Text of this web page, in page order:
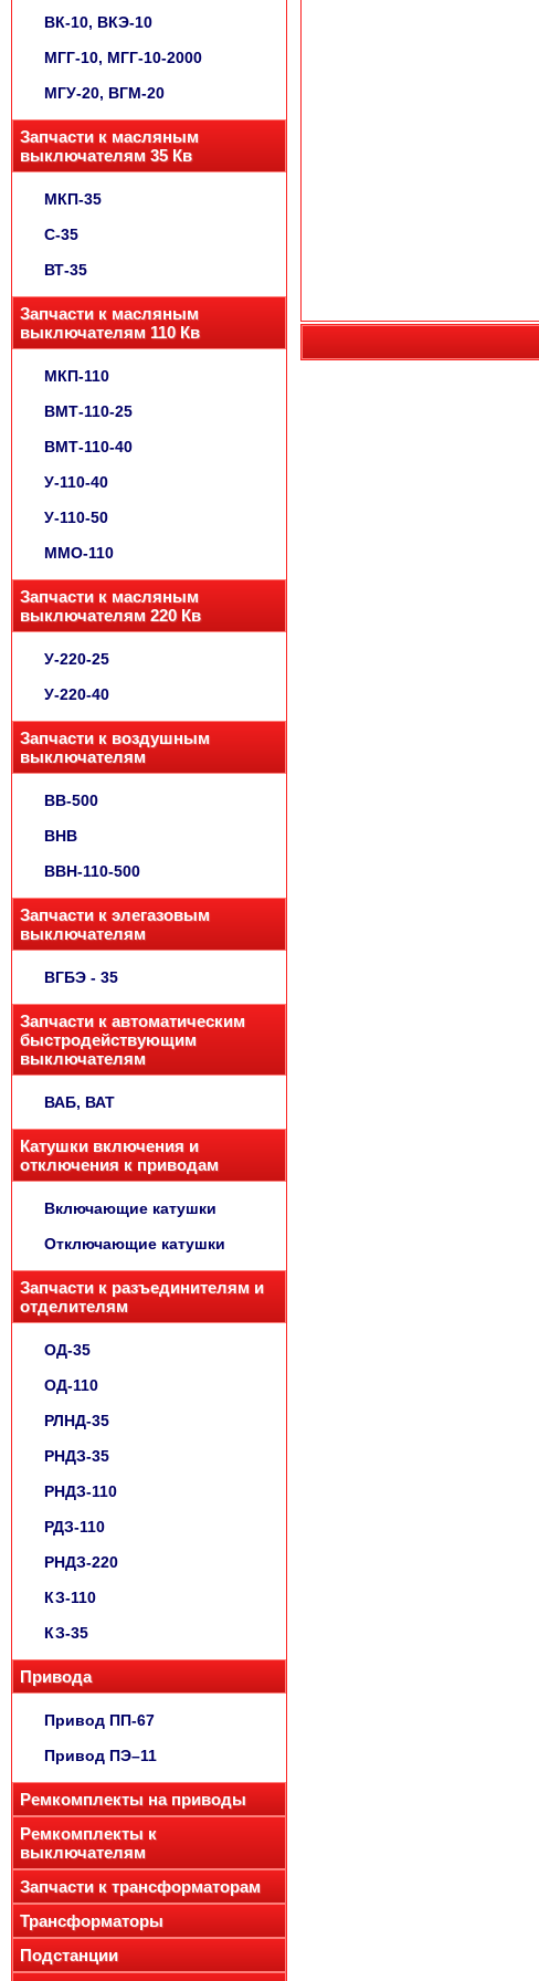
ВК-10, ВКЭ-10
МГГ-10, МГГ-10-2000
МГУ-20, ВГМ-20
Запчасти к масляным
выключателям 35 Кв
МКП-35
С-35
ВТ-35
Запчасти к масляным
выключателям 110 Кв
МКП-110
ВМТ-110-25
ВМТ-110-40
У-110-40
У-110-50
ММО-110
Запчасти к масляным
выключателям 220 Кв
У-220-25
У-220-40
Запчасти к воздушным
выключателям
ВВ-500
ВНВ
ВВН-110-500
Запчасти к элегазовым
выключателям
ВГБЭ - 35
Запчасти к автоматическим
быстродействующим
выключателям
ВАБ, ВАТ
Катушки включения и
отключения к приводам
Включающие катушки
Отключающие катушки
Запчасти к разъединителям и
отделителям
ОД-35
ОД-110
РЛНД-35
РНДЗ-35
РНДЗ-110
РДЗ-110
РНДЗ-220
КЗ-110
КЗ-35
Привода
Привод ПП-67
Привод ПЭ–11
Ремкомплекты на приводы
Ремкомплекты к
выключателям
Запчасти к трансформаторам
Трансформаторы
Подстанции